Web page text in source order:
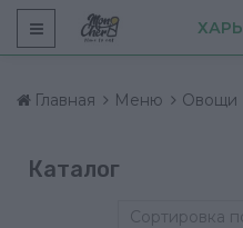
Главная Меню Овощи
Каталог
Сортировка